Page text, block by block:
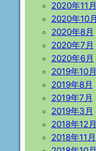
2020年11月
2020年10月
2020年8月
2020年7月
2020年6月
2019年10月
2019年8月
2019年7月
2019年3月
2018年12月
2018年11月